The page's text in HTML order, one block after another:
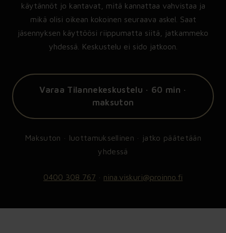
käytännöt jo kantavat, mitä kannattaa vahvistaa ja
mikä olisi oikean kokoinen seuraava askel. Saat
jäsennyksen käyttöösi riippumatta siitä, jatkammeko
yhdessä. Keskustelu ei sido jatkoon.
Varaa Tilannekeskustelu · 60 min ·
maksuton
Maksuton · luottamuksellinen · jatko päätetään
yhdessä
0400 308 767 · nina.viskuri@proinno.fi